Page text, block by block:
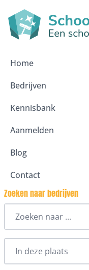
Home
Bedrijven
Kennisbank
Aanmelden
Blog
Contact
Zoeken naar bedrijven